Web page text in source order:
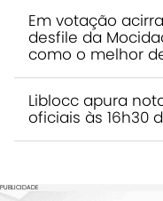
Em votação
desfile da
como o melhor
Liblocc apura
oficiais às 16h30
PUBLICIDADE